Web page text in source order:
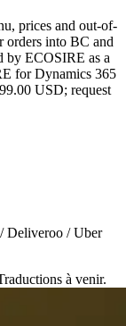
prices and out-of-
orders into BC and
by ECOSIRE as a
for Dynamics 365
USD; request
Deliveroo / Uber
à venir.